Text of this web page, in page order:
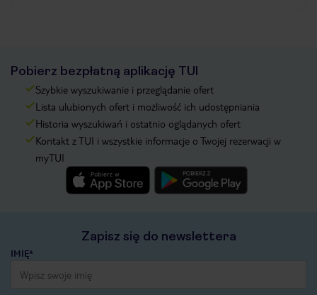
Pobierz bezpłatną aplikację TUI
Szybkie wyszukiwanie i przeglądanie ofert
Lista ulubionych ofert i możliwość ich udostępniania
Historia wyszukiwań i ostatnio oglądanych ofert
Kontakt z TUI i wszystkie informacje o Twojej rezerwacji w
myTUI
Zapisz się do newslettera
IMIĘ*